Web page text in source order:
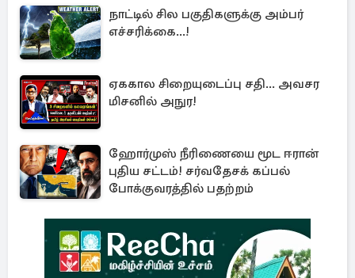
நாட்டில் சில பகுதிகளுக்கு அம்பர்
எச்சரிக்கை...!
ஏககால சிறையுடைப்பு சதி... அவசர
மிசனில் அநுர!
ஹோர்முஸ் நீரிணையை மூட ஈரான்
புதிய சட்டம்! சர்வதேசக் கப்பல்
போக்குவரத்தில் பதற்றம்